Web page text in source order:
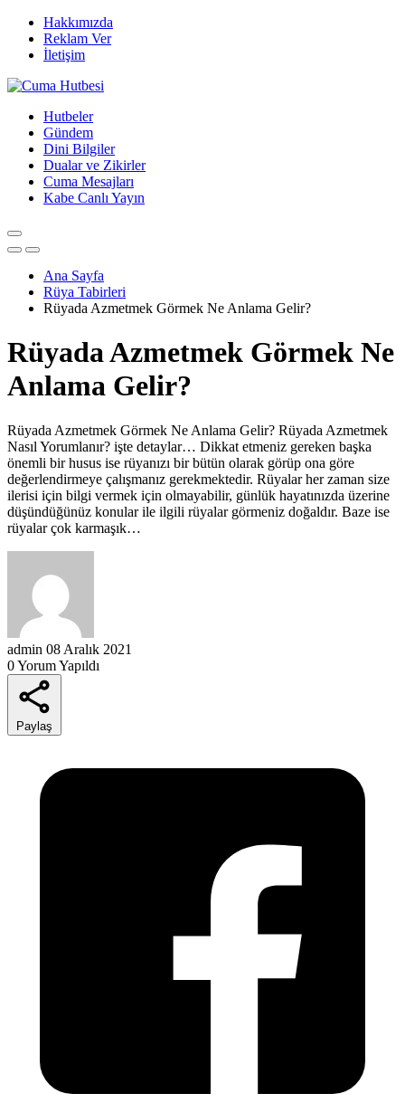
Hakkımızda
Reklam Ver
İletişim
Hutbeler
Gündem
Dini Bilgiler
Dualar ve Zikirler
Cuma Mesajları
Kabe Canlı Yayın
Ana Sayfa
Rüya Tabirleri
Rüyada Azmetmek Görmek Ne Anlama Gelir?
Rüyada Azmetmek Görmek Ne
Anlama Gelir?
Rüyada Azmetmek Görmek Ne Anlama Gelir? Rüyada Azmetmek
Nasıl Yorumlanır? işte detaylar… Dikkat etmeniz gereken başka
önemli bir husus ise rüyanızı bir bütün olarak görüp ona göre
değerlendirmeye çalışmanız gerekmektedir. Rüyalar her zaman size
ilerisi için bilgi vermek için olmayabilir, günlük hayatınızda üzerine
düşündüğünüz konular ile ilgili rüyalar görmeniz doğaldır. Baze ise
rüyalar çok karmaşık…
admin 08 Aralık 2021
0 Yorum Yapıldı
Paylaş